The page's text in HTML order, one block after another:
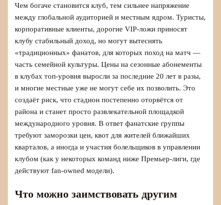
Чем богаче становится клуб, тем сильнее напряжение
между глобальной аудиторией и местным ядром. Туристы,
корпоративные клиенты, дорогие VIP-ложи приносят
клубу стабильный доход, но могут вытеснять
«традиционных» фанатов, для которых поход на матч —
часть семейной культуры. Цены на сезонные абонементы
в клубах топ-уровня выросли за последние 20 лет в разы,
и многие местные уже не могут себе их позволить. Это
создаёт риск, что стадион постепенно оторвётся от
района и станет просто развлекательной площадкой
международного уровня. В ответ фанатские группы
требуют заморозки цен, квот для жителей ближайших
кварталов, а иногда и участия болельщиков в управлении
клубом (как у некоторых команд ниже Премьер-лиги, где
действуют fan-owned модели).
Что можно заимствовать другим